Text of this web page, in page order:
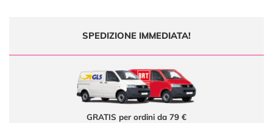
SPEDIZIONE IMMEDIATA!
GRATIS per ordini da 79 €